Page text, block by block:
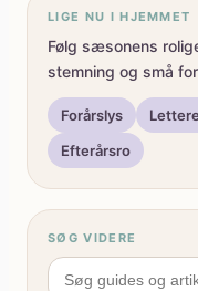
LIGE NU I HJEMMET
Følg sæsonens
stemning og små
Forårslys
Efterårsro
SØG VIDERE